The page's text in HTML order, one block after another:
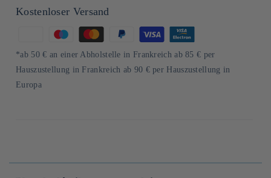
Kostenloser Versand
Zahlungsmethoden
*ab 50 € an einer Abholstelle in Frankreich ab 85 € per
Hauszustellung in Frankreich ab 90 € per Hauszustellung in
Europa